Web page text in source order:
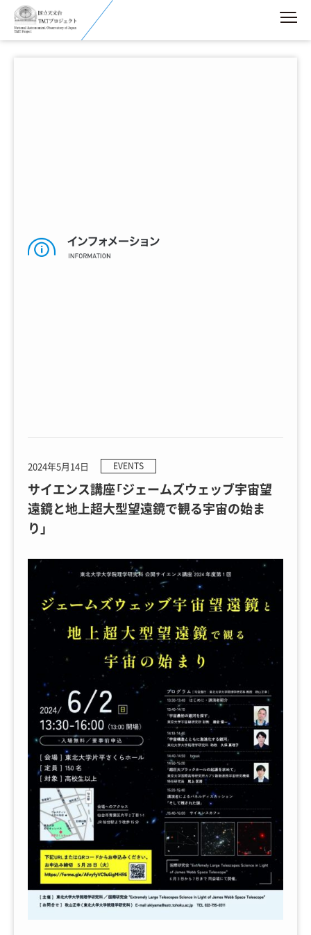
サイエンス講座「ジェームズウェッブ宇宙望
遠鏡と地上超大型望遠鏡で観る宇宙の始ま
り」
2024年5月14日 EVENTS